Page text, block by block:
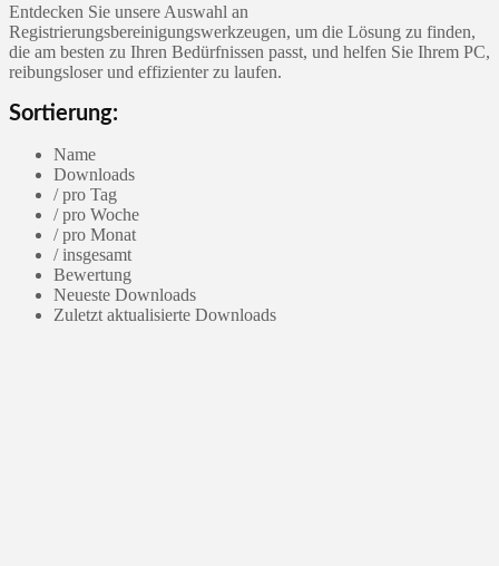
Entdecken Sie unsere Auswahl an
Registrierungsbereinigungswerkzeugen, um die Lösung zu finden,
die am besten zu Ihren Bedürfnissen passt, und helfen Sie Ihrem PC,
reibungsloser und effizienter zu laufen.
Sortierung:
Name
Downloads
/ pro Tag
/ pro Woche
/ pro Monat
/ insgesamt
Bewertung
Neueste Downloads
Zuletzt aktualisierte Downloads